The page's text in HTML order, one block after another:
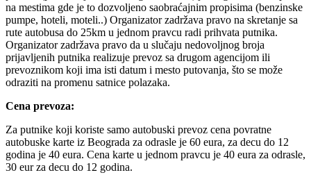
na mestima gde je to dozvoljeno saobraćajnim propisima (benzinske
pumpe, hoteli, moteli..) Organizator zadržava pravo na skretanje sa
rute autobusa do 25km u jednom pravcu radi prihvata putnika.
Organizator zadržava pravo da u slučaju nedovoljnog broja
prijavljenih putnika realizuje prevoz sa drugom agencijom ili
prevoznikom koji ima isti datum i mesto putovanja, što se može
odraziti na promenu satnice polazaka.
Cena prevoza:
Za putnike koji koriste samo autobuski prevoz cena povratne
autobuske karte iz Beograda za odrasle je 60 eura, za decu do 12
godina je 40 eura. Cena karte u jednom pravcu je 40 eura za odrasle,
30 eur za decu do 12 godina.